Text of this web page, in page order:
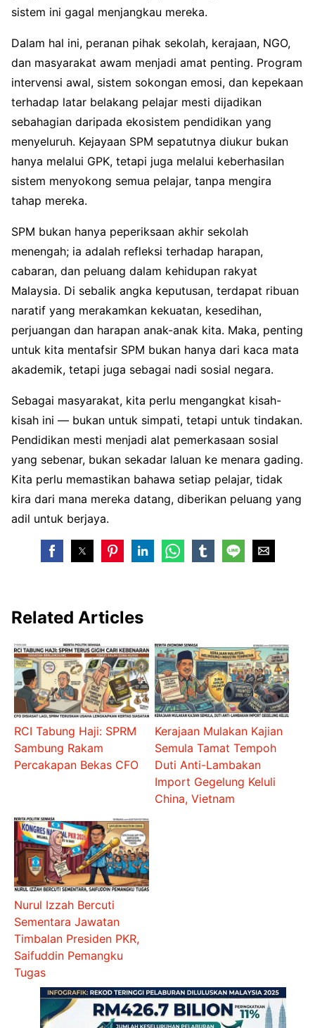
sistem ini gagal menjangkau mereka.
Dalam hal ini, peranan pihak sekolah, kerajaan, NGO,
dan masyarakat awam menjadi amat penting. Program
intervensi awal, sistem sokongan emosi, dan kepekaan
terhadap latar belakang pelajar mesti dijadikan
sebahagian daripada ekosistem pendidikan yang
menyeluruh. Kejayaan SPM sepatutnya diukur bukan
hanya melalui GPK, tetapi juga melalui keberhasilan
sistem menyokong semua pelajar, tanpa mengira
tahap mereka.
SPM bukan hanya peperiksaan akhir sekolah
menengah; ia adalah refleksi terhadap harapan,
cabaran, dan peluang dalam kehidupan rakyat
Malaysia. Di sebalik angka keputusan, terdapat ribuan
naratif yang merakamkan kekuatan, kesedihan,
perjuangan dan harapan anak-anak kita. Maka, penting
untuk kita mentafsir SPM bukan hanya dari kaca mata
akademik, tetapi juga sebagai nadi sosial negara.
Sebagai masyarakat, kita perlu mengangkat kisah-
kisah ini — bukan untuk simpati, tetapi untuk tindakan.
Pendidikan mesti menjadi alat pemerkasaan sosial
yang sebenar, bukan sekadar laluan ke menara gading.
Kita perlu memastikan bahawa setiap pelajar, tidak
kira dari mana mereka datang, diberikan peluang yang
adil untuk berjaya.
Related Articles
RCI Tabung Haji: SPRM
Sambung Rakam
Percakapan Bekas CFO
Kerajaan Mulakan Kajian
Semula Tamat Tempoh
Duti Anti-Lambakan
Import Gegelung Keluli
China, Vietnam
Nurul Izzah Bercuti
Sementara Jawatan
Timbalan Presiden PKR,
Saifuddin Pemangku
Tugas